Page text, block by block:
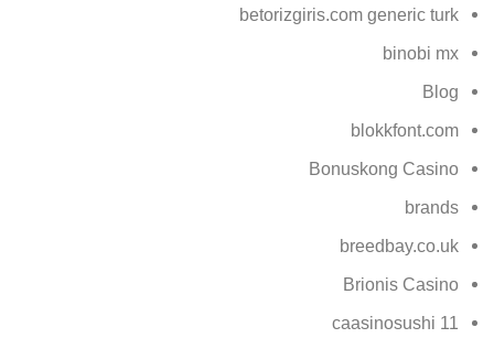
betorizgiris.com generic turk
binobi mx
Blog
blokkfont.com
Bonuskong Casino
brands
breedbay.co.uk
Brionis Casino
caasinosushi 11